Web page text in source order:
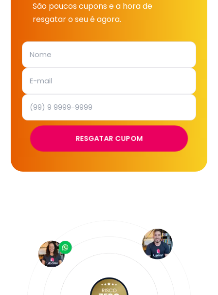
São poucos cupons e a hora de
resgatar o seu é agora.
RESGATAR CUPOM